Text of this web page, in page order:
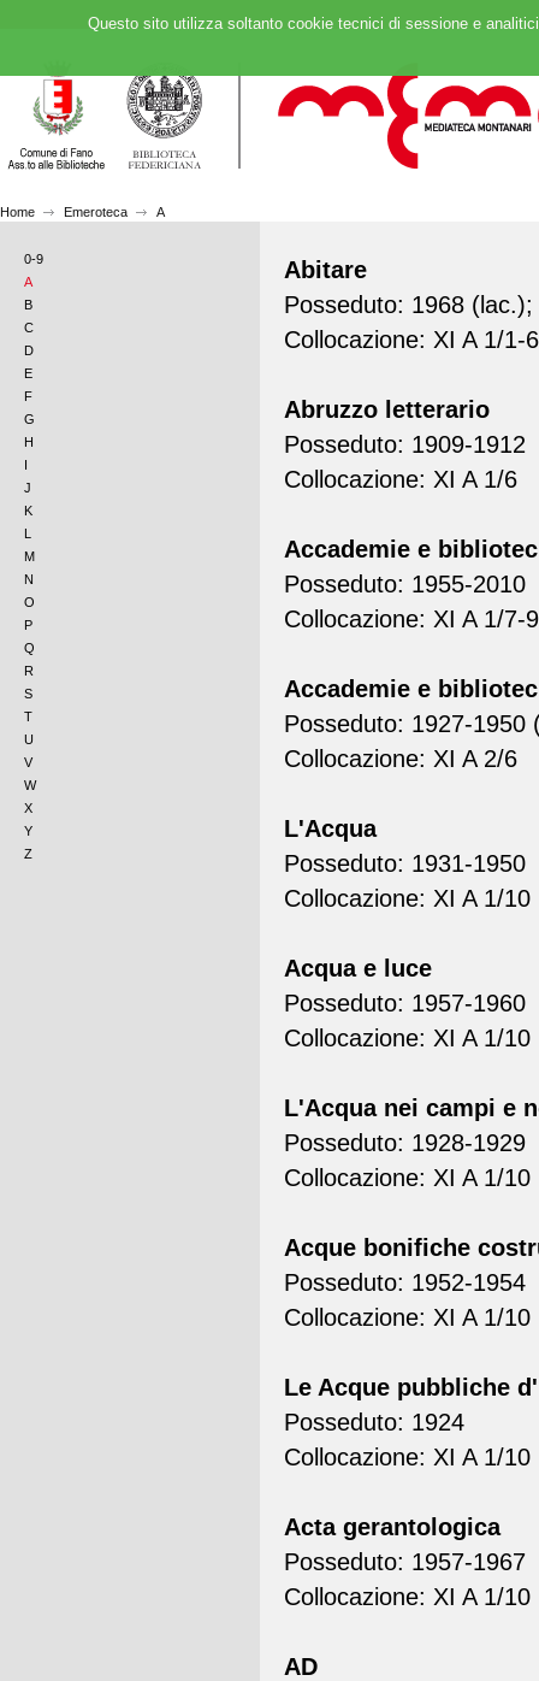
Home Emeroteca A
Abitare
Posseduto: 1968
Collocazione: XI A 1/1-6
Abruzzo letterario
Posseduto: 1909-1912
Collocazione: XI A 1/6
Accademie e
Posseduto: 1955-2010
Collocazione: XI A 1/7-9
Accademie e
Posseduto: 1927-
Collocazione: XI A 2/6
L'Acqua
Posseduto: 1931-1950
Collocazione: XI A 1/10
Acqua e luce
Posseduto: 1957-1960
Collocazione: XI A 1/10
L'Acqua nei campi e
Posseduto: 1928-1929
Collocazione: XI A 1/10
Acque bonifiche
Posseduto: 1952-1954
Collocazione: XI A 1/10
Le Acque pubbliche
Posseduto: 1924
Collocazione: XI A 1/10
Acta gerantologica
Posseduto: 1957-1967
Collocazione: XI A 1/10
AD
0-9
A
B
C
D
E
F
G
H
I
J
K
L
M
N
O
P
Q
R
S
T
U
V
W
X
Y
Z
Questo sito utilizza soltanto cookie tecnici di sessione e